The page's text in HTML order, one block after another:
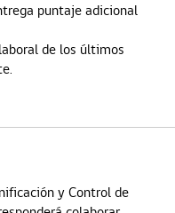
puntaje adicional
de los últimos
y Control de